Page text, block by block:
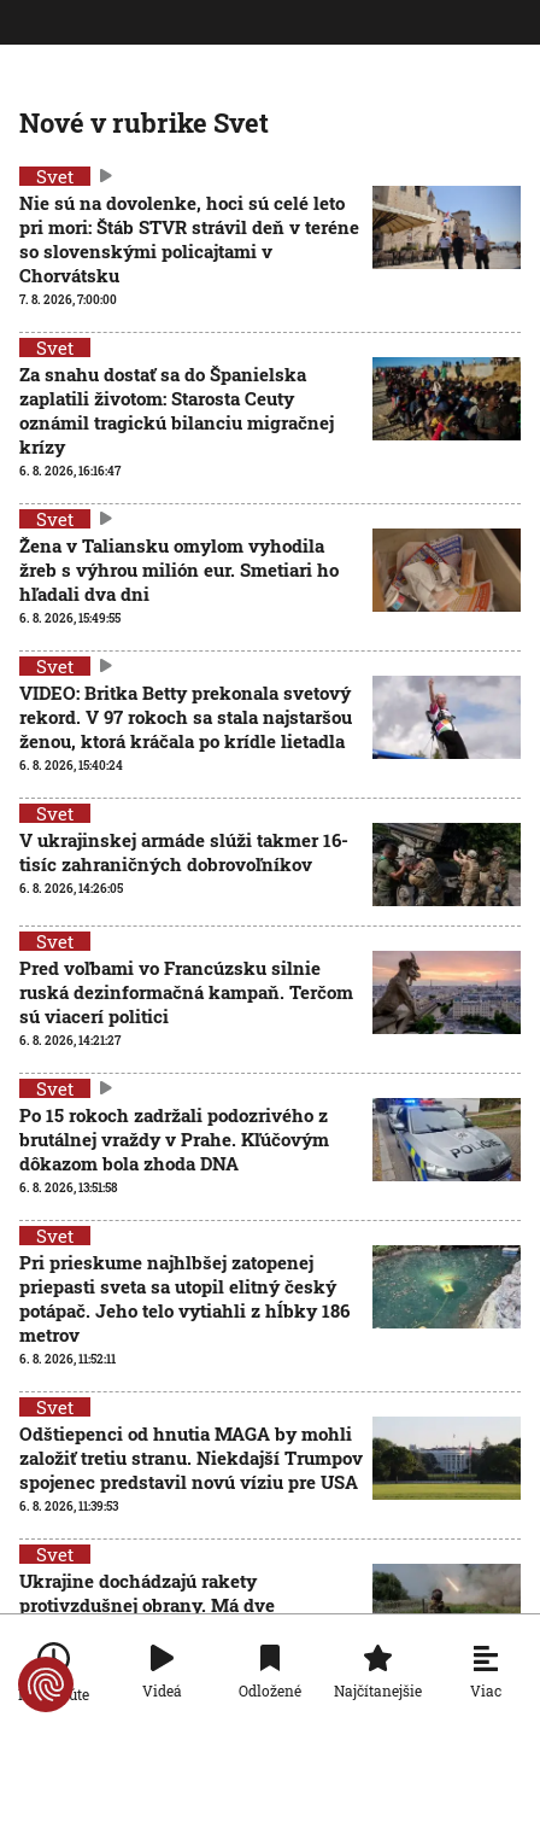
Nové v rubrike Svet
Svet
Nie sú na dovolenke, hoci sú celé leto
pri mori: Štáb STVR strávil deň v teréne
so slovenskými policajtami v
Chorvátsku
7. 8. 2026, 7:00:00
Svet
Za snahu dostať sa do Španielska
zaplatili životom: Starosta Ceuty
oznámil tragickú bilanciu migračnej
krízy
6. 8. 2026, 16:16:47
Svet
Žena v Taliansku omylom vyhodila
žreb s výhrou milión eur. Smetiari ho
hľadali dva dni
6. 8. 2026, 15:49:55
Svet
VIDEO: Britka Betty prekonala svetový
rekord. V 97 rokoch sa stala najstaršou
ženou, ktorá kráčala po krídle lietadla
6. 8. 2026, 15:40:24
Svet
V ukrajinskej armáde slúži takmer 16-
tisíc zahraničných dobrovoľníkov
6. 8. 2026, 14:26:05
Svet
Pred voľbami vo Francúzsku silnie
ruská dezinformačná kampaň. Terčom
sú viacerí politici
6. 8. 2026, 14:21:27
Svet
Po 15 rokoch zadržali podozrivého z
brutálnej vraždy v Prahe. Kľúčovým
dôkazom bola zhoda DNA
6. 8. 2026, 13:51:58
Svet
Pri prieskume najhlbšej zatopenej
priepasti sveta sa utopil elitný český
potápač. Jeho telo vytiahli z hĺbky 186
metrov
6. 8. 2026, 11:52:11
Svet
Odštiepenci od hnutia MAGA by mohli
založiť tretiu stranu. Niekdajší Trumpov
spojenec predstavil novú víziu pre USA
6. 8. 2026, 11:39:53
Svet
Ukrajine dochádzajú rakety
protivzdušnej obrany. Má dve
denník Le Monde
6. 8. 2026, 10:40:29
Po minúte Videá Odložené Najčítanejšie Viac